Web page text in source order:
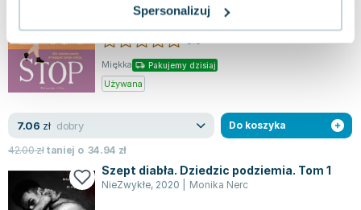
Spersonalizuj
Nowa książka Casey McQuiston opowiada o
dwóch dziewczynach, które przyciągają się
nawzajem w niezwykły sposób.
Dwudziestotrzylatka...
0.0
Miękka Pakujemy dzisiaj
Używana
7.06 zł dobry
42.00złtaniej o 34.94 zł
Do koszyka
Szept diabła. Dziedzic podziemia. Tom 1
NieZwykłe, 2020 Monika Nerc